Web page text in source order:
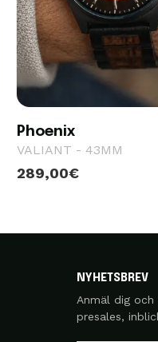
Phoenix
VALIANT - 43MM
289,00€
NYHETSBREV
Anmäl dig och
presales,